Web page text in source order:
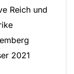
Reich und
2021